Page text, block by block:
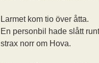
Larmet kom tio över åtta.
En personbil hade slått
strax norr om Hova.